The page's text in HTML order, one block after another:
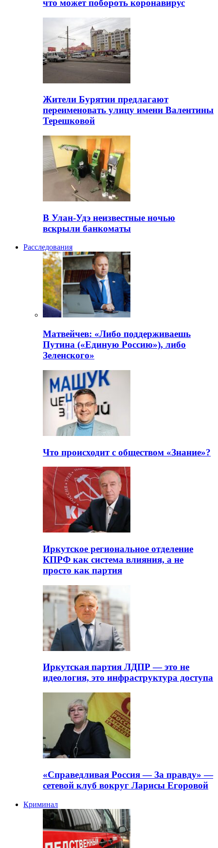
что может побороть коронавирус
Жители Бурятии предлагают
переименовать улицу имени Валентины
Терешковой
В Улан-Удэ неизвестные ночью
вскрыли банкоматы
Расследования
Матвейчев: «Либо поддерживаешь
Путина («Единую Россию»), либо
Зеленского»
Что происходит с обществом «Знание»?
Иркутское региональное отделение
КПРФ как система влияния, а не
просто как партия
Иркутская партия ЛДПР — это не
идеология, это инфраструктура доступа
«Справедливая Россия — За правду» —
сетевой клуб вокруг Ларисы Егоровой
Криминал